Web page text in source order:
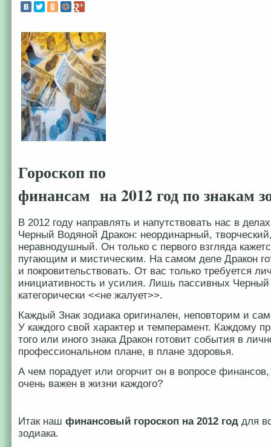
Гороскоп по
финансам на 2012 год по знакам
В 2012 году направлять и напутствовать нас в
Черный Водяной Дракон: неординарный,
неравнодушный. Он только с первого взгляда
пугающим и мистическим. На самом деле Дракон
и покровительствовать. От вас только требуется
инициативность и усилия. Лишь пассивных Черный
категорически <<не жалует>>.
Каждый Знак зодиака оригинален, неповторим и
У каждого свой характер и темперамент. Каждому
того или иного знака Дракон готовит события в
профессиональном плане, в плане здоровья.
А чем порадует или огорчит он в вопросе
очень важен в жизни каждого?
Итак наш финансовый гороскоп на 2012 год для
зодиака.